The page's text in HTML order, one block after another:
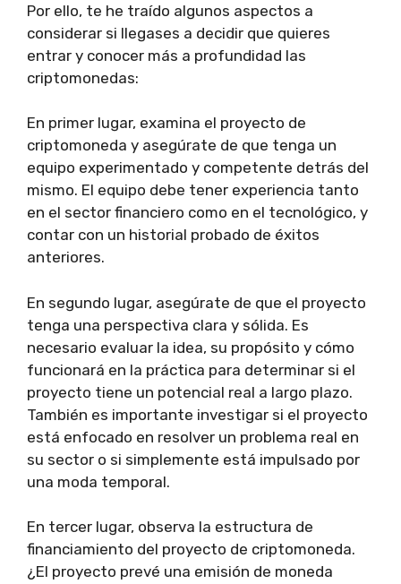
Por ello, te he traído algunos aspectos a
considerar si llegases a decidir que quieres
entrar y conocer más a profundidad las
criptomonedas:
En primer lugar, examina el proyecto de
criptomoneda y asegúrate de que tenga un
equipo experimentado y competente detrás del
mismo. El equipo debe tener experiencia tanto
en el sector financiero como en el tecnológico, y
contar con un historial probado de éxitos
anteriores.
En segundo lugar, asegúrate de que el proyecto
tenga una perspectiva clara y sólida. Es
necesario evaluar la idea, su propósito y cómo
funcionará en la práctica para determinar si el
proyecto tiene un potencial real a largo plazo.
También es importante investigar si el proyecto
está enfocado en resolver un problema real en
su sector o si simplemente está impulsado por
una moda temporal.
En tercer lugar, observa la estructura de
financiamiento del proyecto de criptomoneda.
¿El proyecto prevé una emisión de moneda